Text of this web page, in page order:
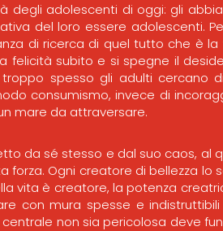
degli adolescenti di oggi: gli
del loro essere adolescenti.
di ricerca di quel tutto che è
felicità subito e si spegne il
spesso gli adulti cercano
consumismo, invece di
mare da attraversare.
da sé stesso e dal suo caos, al
forza. Ogni creatore di bellezza lo
vita è creatore, la potenza
con mura spesse e
non sia pericolosa deve